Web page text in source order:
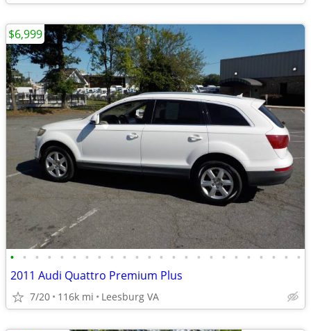
• • • • • • • • • • • • • • • • • • • • • • • •
2011 Audi Quattro Premium Plus
7/20 116k mi Leesburg VA
$6,999